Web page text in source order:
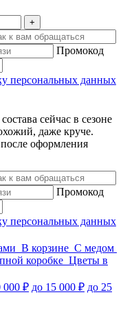
+
Промокод
персональных данных
сейчас в сезоне
даже круче.
оформления
Промокод
персональных данных
В корзине С медом
коробке Цветы в
000 ₽ до 15 000 ₽ до 25